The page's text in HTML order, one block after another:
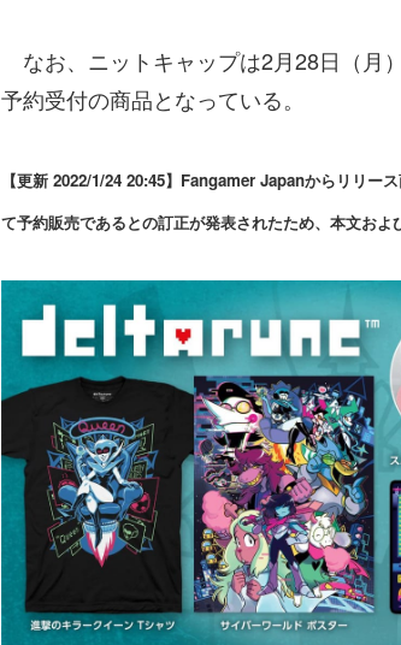
なお、ニットキャップは2月28日（月
予約受付の商品となっている。
【更新 2022/1/24 20:45】Fangamer Japanからリリー
て予約販売であるとの訂正が発表されたため、本文およ